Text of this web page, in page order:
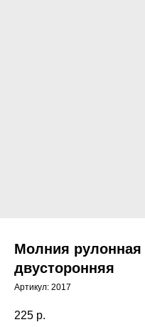
Молния рулонная
двусторонняя
Артикул: 2017
225 р.